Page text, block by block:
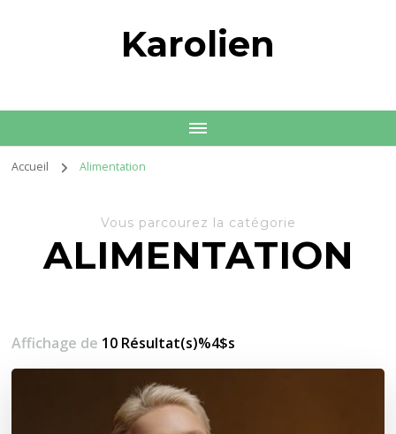
Karolien
Accueil Alimentation
Vous parcourez la catégorie
ALIMENTATION
Affichage de 10 Résultat(s)%4$s